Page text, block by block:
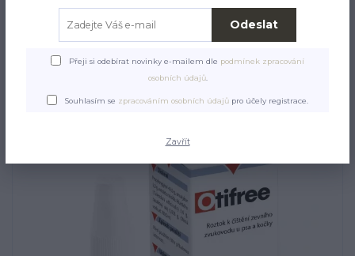
Otifree gttOdeslat
Přeji si odebírat novinky e-mailem dle podmínek zpracování
osobních údajů.
Souhlasím se zpracováním osobních údajů pro účely registrace.
Zavřít